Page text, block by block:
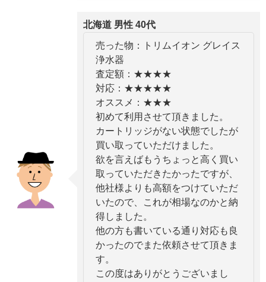
北海道 男性 40代
売った物：トリムイオン グレイス
浄水器
査定額：★★★★
対応：★★★★★
オススメ：★★★
初めて利用させて頂きました。
カートリッジがない状態でしたが
買い取っていただけました。
欲を言えばもうちょっと高く買い
取っていただきたかったですが、
他社様よりも高額をつけていただ
いたので、これが相場なのかと納
得しました。
他の方も書いている通り対応も良
かったのでまた依頼させて頂きま
す。
この度はありがとうございまし